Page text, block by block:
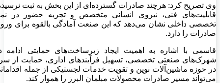
وی تصریح کرد: هرچند صادرات گسترده‌ای از این بخش به ثبت
قابلیت‌های فنی، نیروی انسانی متخصص و تجربه حضور در
تخصصی داخلی نشان می‌دهد که این صنعت آمادگی بالقوه برای
صادرات را دارد.
قاسمی با اشاره به اهمیت ایجاد زیرساخت‌های حمایتی ادامه
شهرک‌های صنعتی تخصصی، تسهیل فرآیندهای اداری، حمایت از
در حوزه ماشین‌آلات نوین و تقویت خدمات لجستیکی از جمله
می‌تواند مسیر صادرات محصولات مبلمان البرز را هموار کند.